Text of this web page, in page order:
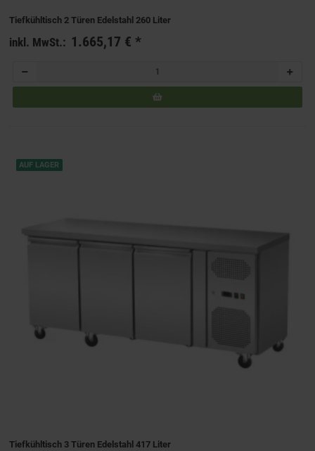
Tiefkühltisch 2 Türen Edelstahl 260 Liter
inkl. MwSt.: 1.665,17 €*
AUF LAGER
Tiefkühltisch 3 Türen Edelstahl 417 Liter